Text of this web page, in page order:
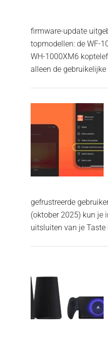
firmware-update
topmodellen: de WF-
WH-1000XM6
alleen de gebruikelijke
gefrustreerde
(oktober 2025) kun je
uitsluiten van je